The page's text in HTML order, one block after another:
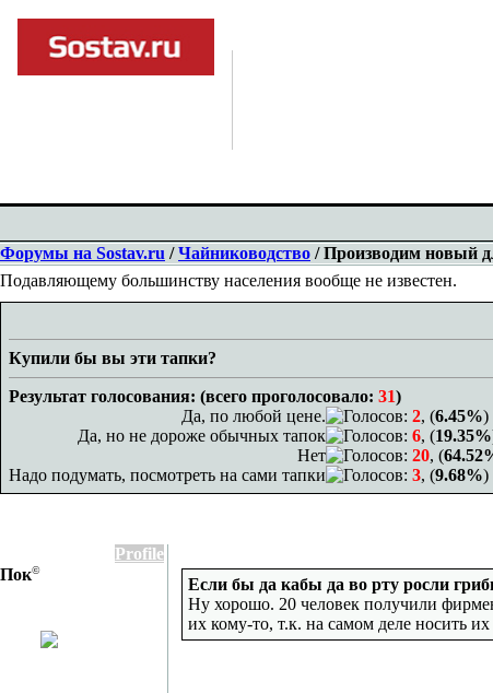
Форумы на Sostav.ru /Чайниководство / Производим новый
Подавляющему большинству населения вообще не известен.
Купили бы вы эти тапки?
Результат голосования: (всего проголосовало: 31)
Да, по любой цене.
Голосов: 2, (6.45%)
Да, но не дороже обычных тапок
Голосов: 6, (19.35%
Нет
Голосов: 20, (
Надо подумать, посмотреть на сами тапки
Голосов: 3, (9.68%)
Profile
Пок©
Eсли бы да кабы да во рту росли
Ну хорошо. 20 человек получили
их кому-то, т.к. на самом деле носить